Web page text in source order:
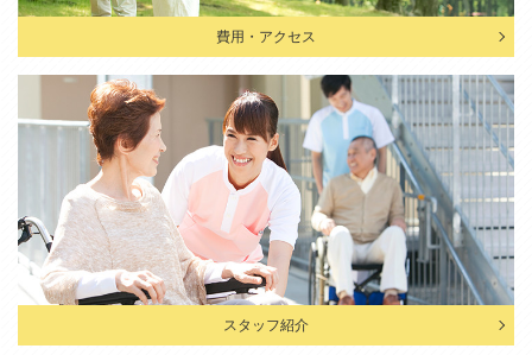
費用・アクセス
スタッフ紹介